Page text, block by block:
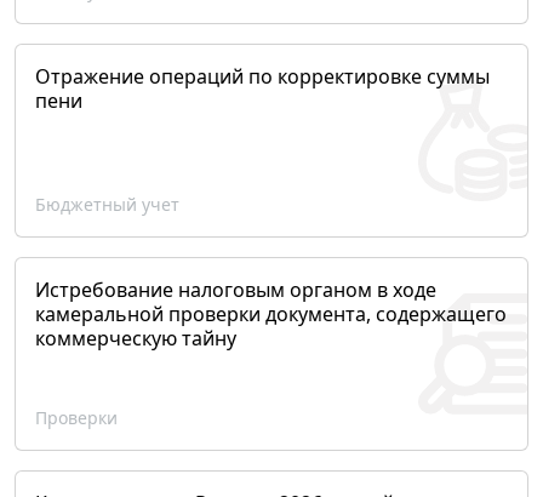
Отражение операций по корректировке суммы
пени
Бюджетный учет
Истребование налоговым органом в ходе
камеральной проверки документа, содержащего
коммерческую тайну
Проверки